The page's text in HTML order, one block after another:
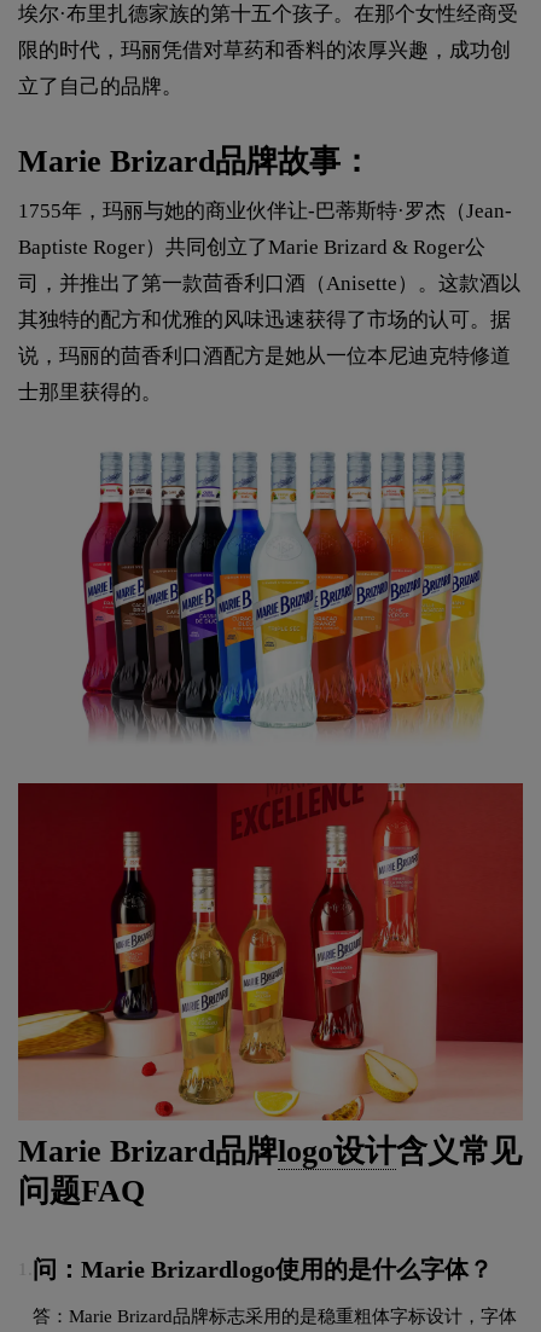
埃尔·布里扎德家族的第十五个孩子。在那个女性经商受
限的时代，玛丽凭借对草药和香料的浓厚兴趣，成功创
立了自己的品牌。
Marie Brizard品牌故事：
1755年，玛丽与她的商业伙伴让-巴蒂斯特·罗杰（Jean-
Baptiste Roger）共同创立了Marie Brizard & Roger公
司，并推出了第一款茴香利口酒（Anisette）。这款酒以
其独特的配方和优雅的风味迅速获得了市场的认可。据
说，玛丽的茴香利口酒配方是她从一位本尼迪克特修道
士那里获得的。
Marie Brizard品牌logo设计含义常见
问题FAQ
问：Marie Brizardlogo使用的是什么字体？
答：Marie Brizard品牌标志采用的是稳重粗体字标设计，字体